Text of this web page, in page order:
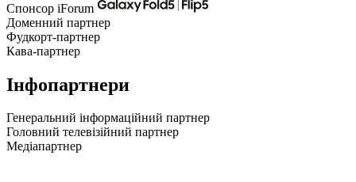
Спонсор iForum
Доменний партнер
Фудкорт-партнер
Кава-партнер
Інфопартнери
Генеральний інформаційний партнер
Головний телевізійний партнер
Медіапартнер